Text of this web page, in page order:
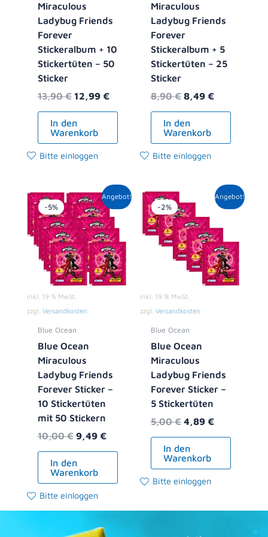
Miraculous
Ladybug Friends
Forever
Stickeralbum + 10
Stickertüten – 50
Sticker
13,90€ 12,99 €
In den
Warenkorb
Bitte einloggen
Miraculous
Ladybug Friends
Forever
Stickeralbum + 5
Stickertüten – 25
Sticker
8,90€ 8,49 €
In den
Warenkorb
Bitte einloggen
Angebot!
-5%
inkl. 19 % MwSt.
zzgl. Versandkosten
Blue Ocean
Blue Ocean
Miraculous
Ladybug Friends
Forever Sticker –
10 Stickertüten
mit 50 Stickern
10,00€
Ursprünglicher
Preis
war:
10,00 €
9,49 €
Aktueller
Preis
ist:
9,49 €.
In den
Warenkorb
Bitte einloggen
Angebot!
-2%
inkl. 19 % MwSt.
zzgl. Versandkosten
Blue Ocean
Blue Ocean
Miraculous
Ladybug Friends
Forever Sticker –
5 Stickertüten
5,00€
Ursprünglicher
Preis
war:
5,00 €
4,89 €
Aktueller
Preis
4,89 €.
In den
Warenkorb
Bitte einloggen